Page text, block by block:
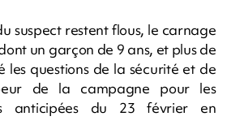
suspect restent flous, le carnage
un garçon de 9 ans, et plus de
les questions de la sécurité et de
de la campagne pour les
anticipées du 23 février en